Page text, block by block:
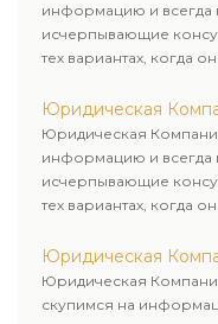
информацию и всегда
исчерпывающие
тех вариантах, когда
юридическими
Юридическая
Юридическая
информацию и всегда
исчерпывающие
тех вариантах, когда
юридическими
Юридическая
Юридическая
скупимся на